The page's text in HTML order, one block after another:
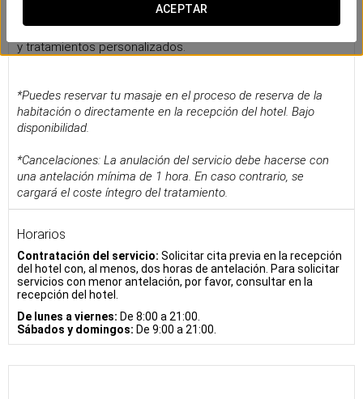
ACEPTAR
Regálate un momento de placer y desconexión con nuestra
exclusiva carta de masajes, que incluyen diversas técnicas
y tratamientos personalizados.
*Puedes reservar tu masaje en el proceso de reserva de la
habitación o directamente en la recepción del hotel. Bajo
disponibilidad.
*Cancelaciones: La anulación del servicio debe hacerse con
una antelación mínima de 1 hora. En caso contrario, se
cargará el coste íntegro del tratamiento.
Horarios
Contratación del servicio: Solicitar cita previa en la recepción
del hotel con, al menos, dos horas de antelación. Para solicitar
servicios con menor antelación, por favor, consultar en la
recepción del hotel.
De lunes a viernes: De 8:00 a 21:00.
Sábados y domingos: De 9:00 a 21:00.